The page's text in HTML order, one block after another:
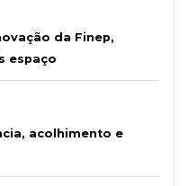
da Finep,
espaço
acolhimento e